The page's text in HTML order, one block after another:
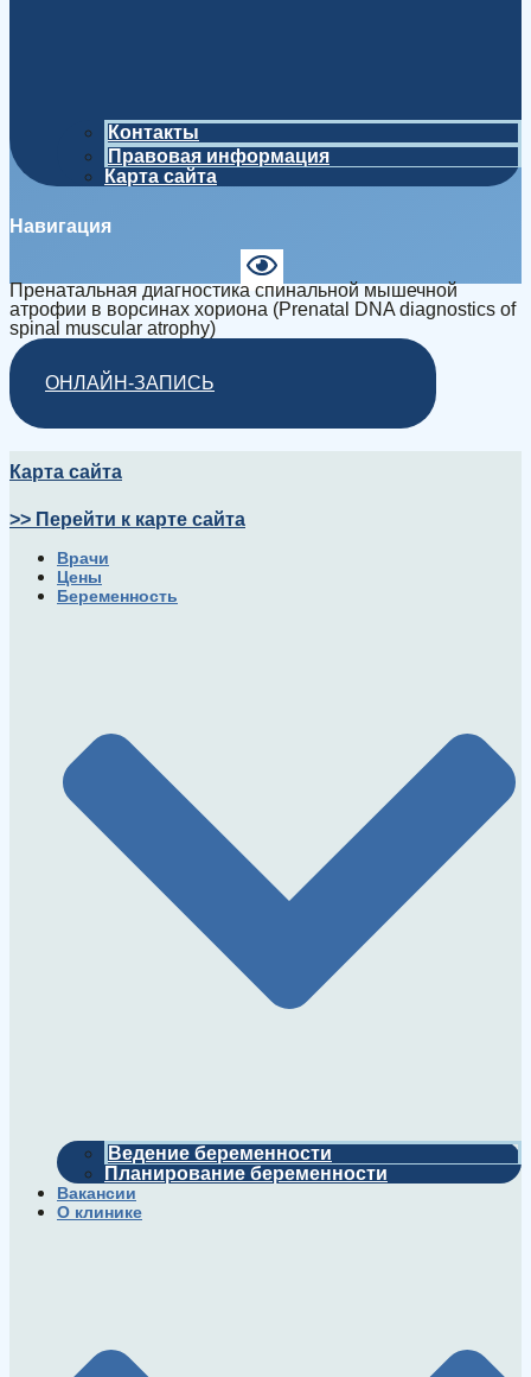
Контакты
Правовая информация
Карта сайта
Навигация
Пренатальная диагностика спинальной мышечной
атрофии в ворсинах хориона (Prenatal DNA diagnostics of
spinal muscular atrophy)
ОНЛАЙН-ЗАПИСЬ
Карта сайта
>> Перейти к карте сайта
Врачи
Цены
Беременность
Ведение беременности
Планирование беременности
Вакансии
О клинике